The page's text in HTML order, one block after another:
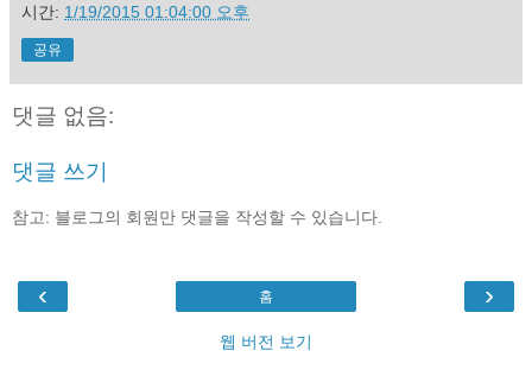
시간: 1/19/2015 01:04:00 오후
공유
댓글 없음:
댓글 쓰기
참고: 블로그의 회원만 댓글을 작성할 수 있습니다.
‹ ›
홈
웹 버전 보기